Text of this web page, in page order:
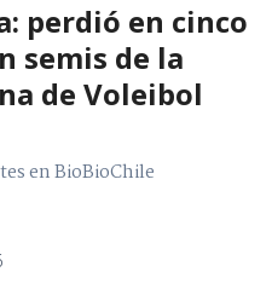
perdió en cinco
semis de la
de Voleibol
en BioBioChile